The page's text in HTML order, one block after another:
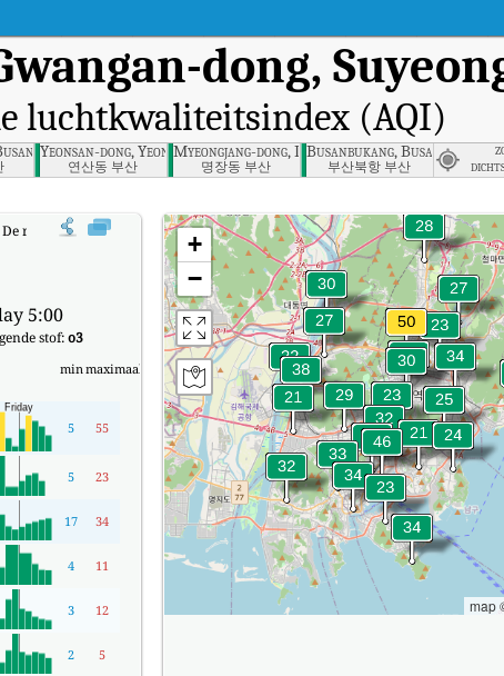
dong,
luchtkwaliteitsindex (AQI)
gu, Busan
Yeonsan-dong, Yeonje-gu, Busan
연산동 부산
Myeongjang-dong, Dongnae-gu, Busan
명장동 부산
Busanbukang, Busan
부산북항 부산
De realtime luchtkwaliteitsindex (AQI) van Gwangan-dong, Suyeong-gu, Busan.
5:00
stof:o3
minmaximaal
5 55
5 23
17 34
4 11
3 12
2 5
+
−
map